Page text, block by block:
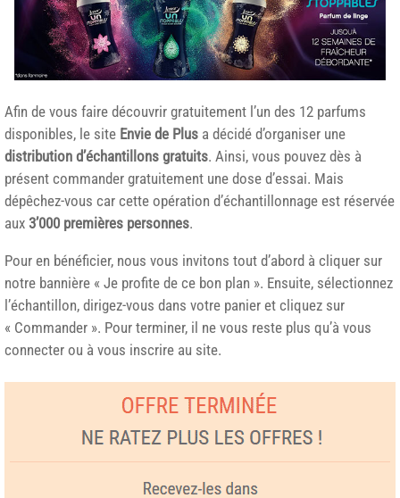
Afin de vous faire découvrir gratuitement l’un des 12 parfums
disponibles, le site Envie de Plus a décidé d’organiser une
distribution d’échantillons gratuits. Ainsi, vous pouvez dès à
présent commander gratuitement une dose d’essai. Mais
dépêchez-vous car cette opération d’échantillonnage est réservée
aux 3’000 premières personnes.
Pour en bénéficier, nous vous invitons tout d’abord à cliquer sur
notre bannière « Je profite de ce bon plan ». Ensuite, sélectionnez
l’échantillon, dirigez-vous dans votre panier et cliquez sur
« Commander ». Pour terminer, il ne vous reste plus qu’à vous
connecter ou à vous inscrire au site.